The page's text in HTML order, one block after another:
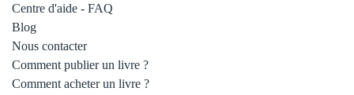
Centre d'aide - FAQ
Blog
Nous contacter
Comment publier un livre ?
Comment acheter un livre ?